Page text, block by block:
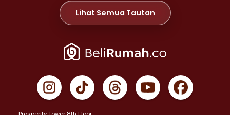
Properti Dijual di Meruya >
Properti Dijual di Jelambar >
Properti Dijual di Jakarta Pusat >
Properti Dijual di Gambir >
Properti Dijual di Johar Baru >
Lihat Semua Tautan